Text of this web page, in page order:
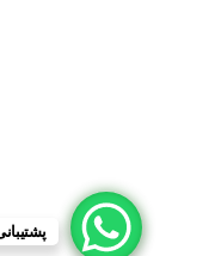
پشتیبانی آنلاین